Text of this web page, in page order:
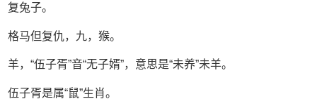
复兔子。
格马但复仇，九，猴。
羊，“伍子胥”音“无子婿”，意思是“未养”未羊。
伍子胥是属“鼠”生肖。